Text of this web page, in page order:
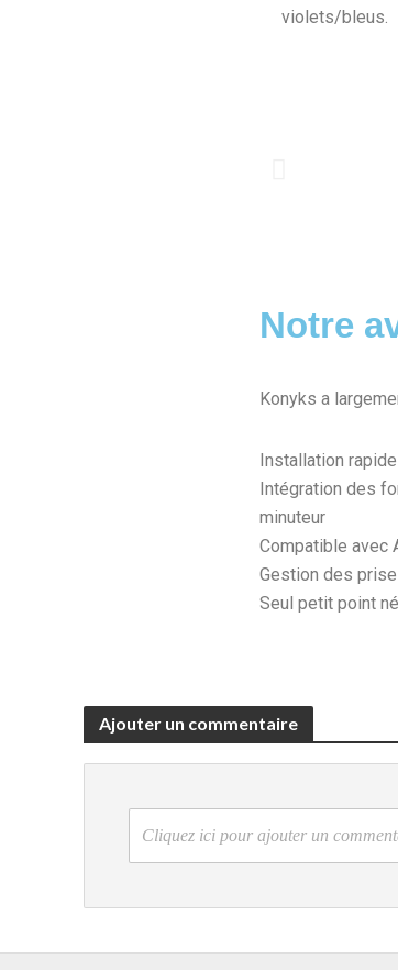
violets/bleus.
Notre
Konyks a
Installation rapide
Intégration des
minuteur
Compatible avec
Gestion des
Seul petit point
Ajouter un commentaire
Cliquez ici pour ajouter un